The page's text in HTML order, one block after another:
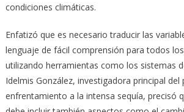
condiciones climáticas.
Enfatizó que es necesario traducir las
lenguaje de fácil comprensión para todos
utilizando herramientas como los sistemas
Idelmis González, investigadora principal del
enfrentamiento a la intensa sequía, precisó